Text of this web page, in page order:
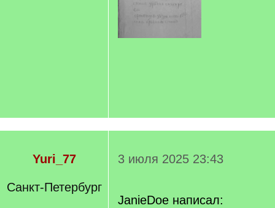
Yuri_77
Санкт-Петербург
3 июля 2025 23:43
JanieDoe написал: